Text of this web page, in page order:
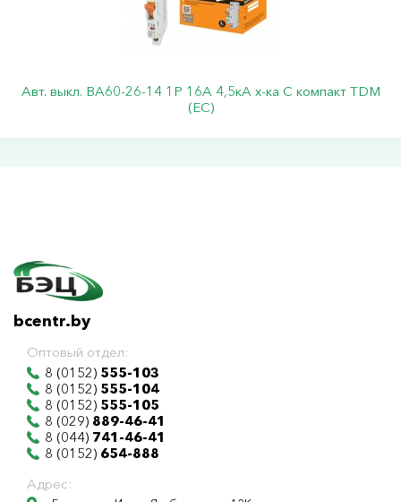
Авт. выкл. ВА60-26-14 1P 16А 4,5кА х-ка С компакт TDM
(ЕС)
bcentr.by
Оптовый отдел:
8 (0152) 555-103
8 (0152) 555-104
8 (0152) 555-105
8 (029) 889-46-41
8 (044) 741-46-41
8 (0152) 654-888
Адрес: